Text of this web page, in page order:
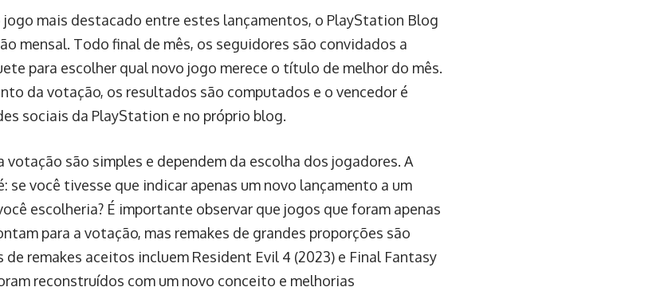
jogo mais destacado entre estes lançamentos, o PlayStation Blog
mensal. Todo final de mês, os seguidores são convidados a
para escolher qual novo jogo merece o título de melhor do mês.
da votação, os resultados são computados e o vencedor é
sociais da PlayStation e no próprio blog.
votação são simples e dependem da escolha dos jogadores. A
se você tivesse que indicar apenas um novo lançamento a um
escolheria? É importante observar que jogos que foram apenas
para a votação, mas remakes de grandes proporções são
de remakes aceitos incluem Resident Evil 4 (2023) e Final Fantasy
reconstruídos com um novo conceito e melhorias